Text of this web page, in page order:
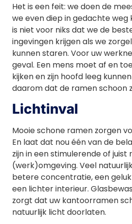
Het is een feit: we doen de
we even diep in gedachte weg
is niet voor niks dat we de
ingevingen krijgen als we
kunnen staren. Voor uw
geval. Een mens moet af en
kijken en zijn hoofd leeg
daarom dat de ramen schoon
Lichtinval
Mooie schone ramen zorgen
En laat dat nou één van de
zijn in een stimulerende of juist
(werk)omgeving. Veel
betere concentratie, een
een lichter interieur.
zorgt dat uw kantoorramen
natuurlijk licht doorlaten.